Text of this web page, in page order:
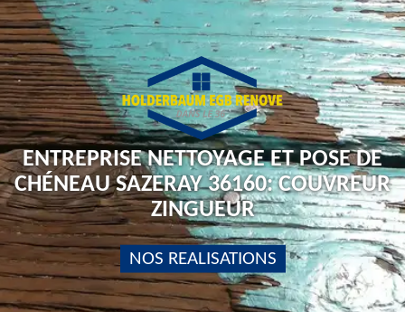
ENTREPRISE NETTOYAGE ET POSE DE
CHÉNEAU SAZERAY 36160: COUVREUR
ZINGUEUR
NOS REALISATIONS